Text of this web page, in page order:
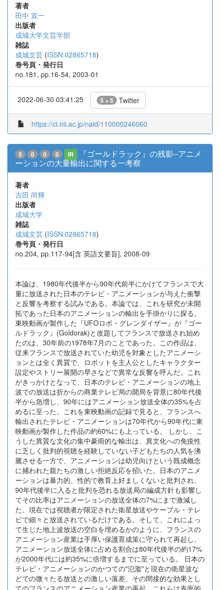
著者
田中 宣一
出版者
成城大学文芸学部
雑誌
成城文芸 (ISSN:02865718)
巻号頁・発行日
no.181, pp.16-54, 2003-01
2022-06-30 03:41:25 5 + 5 Twitter
https://ci.nii.ac.jp/naid/110000246060
5 0 0 0 IR
『ゴールドラック』の残影--アニメ
ーションの大量輸出に関する一考察
著者
古田 尚輝
出版者
成城大学
雑誌
成城文芸 (ISSN:02865718)
巻号頁・発行日
no.204, pp.117-94[含 英語文要旨], 2008-09
本論は、1980年代後半から90年代前半にかけてフランスで大
量に放送された日本のテレビ・アニメーションが与えた衝撃
と反響を考察する試みである。本論では、これを研究が未開
拓であった日本のアニメーションの輸出を手掛かりに探る。
東映動画が製作した『UFOロボ・グレンダイザー』が『ゴー
ルドラック』(Goldorak)と改題してフランスで放送され始め
たのは、30年前の1978年7月のことであった。この作品は、
従来フランスで放送されていた幼児を対象としたアニメーシ
ョンとは全く異質で、ロボットを主人公としたキャラクター
設定やストリー展開の早さなどで異常な反響を呼んだ。これ
がきっかけとなって、日本のテレビ・アニメーションの地上
波での放送は折からの商業テレビ局の開局を背景に80年代後
半から急増し、90年にはアニメーション放送全体の35%を占
めるに至った。これを東映動画の記録で見ると、フランスへ
輸出されたテレビ・アニメーションは70年代から90年代に東
映動画が製作した作品の約60%にも上っている。 しかし、こ
うした異質な文化の集中豪雨的な輸出は、異文化への免疫性
に乏しく批判的視聴を経験していない子どもたちの人気を沸
騰させる一方で、アニメーションは幼児向けという既成概念
に捕われた親たちの激しい拒絶反応を招いた。日本のアニメ
ーションは暴力的、性的で教育上好ましくないと批判され、
90年代後半に入ると批判を恐れる放送局の編成方針も影響し
てその比率はアニメーションの放送全体の7%にまで激減し
た。現在では視聴者が限定された衛星放送やケーブル・テレ
ビで細々と放送されているだけである。そして、これによっ
て生じた地上波放送の空白を埋めるかのように、フランスの
アニメーション産業は手厚い保護育成策に守られて再起し、
アニメーション放送全体に占める割合は80年代後半の約17%
が2000年代には約35%に倍増するまでに至っている。 日本の
テレビ・アニメーションのかつての"氾濫"と現在の衛星波な
どでの微々たる放送との激しい落差、その間接的な効果とし
てのフランスのアニメーション産業の再起。これらは表面的